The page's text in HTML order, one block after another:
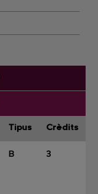
Tipus Crèdits
B 3